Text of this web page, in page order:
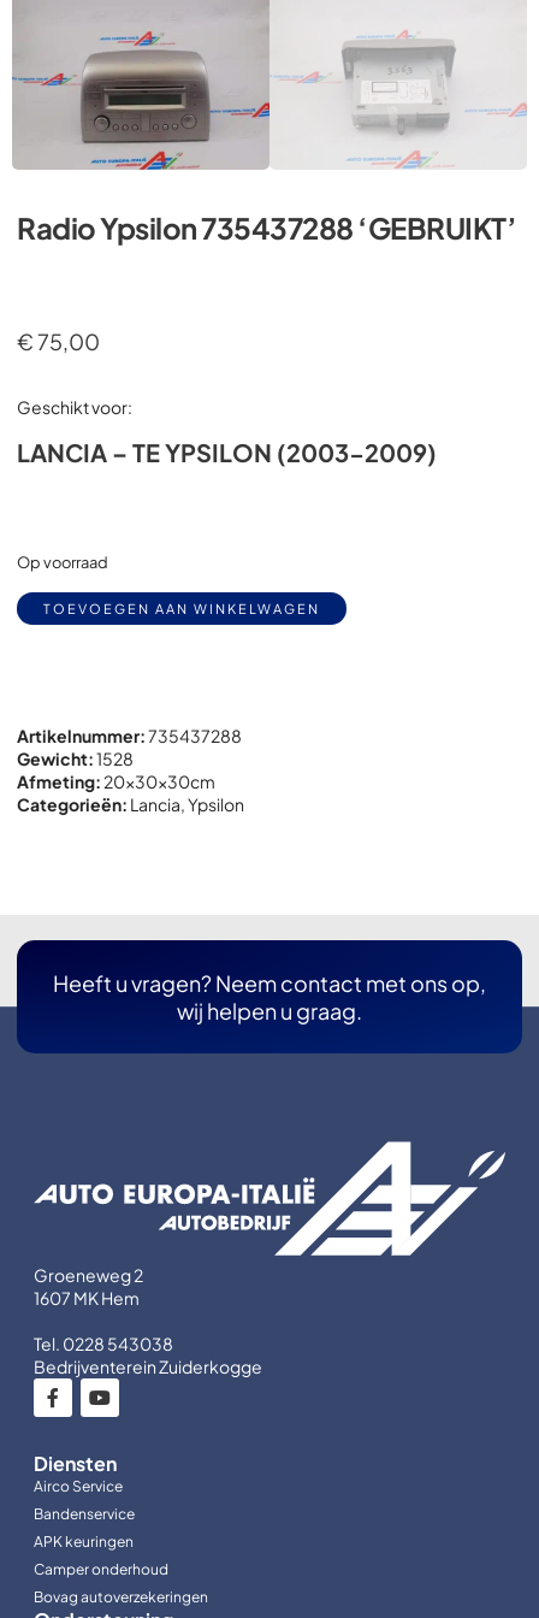
Radio Ypsilon 735437288 ‘GEBRUIKT’
€75,00
Geschikt voor:
LANCIA – TE YPSILON (2003-2009)
Op voorraad
TOEVOEGEN AAN WINKELWAGEN
Artikelnummer:735437288
Gewicht:1528
Afmeting: 20x30x30cm
Categorieën: Lancia,Ypsilon
Heeft u vragen? Neem contact met ons op,
wij helpen u graag.
Groeneweg 2
1607 MK Hem
Tel. 0228 543038
Bedrijventerein Zuiderkogge
Diensten
Airco Service
Bandenservice
APK keuringen
Camper onderhoud
Bovag autoverzekeringen